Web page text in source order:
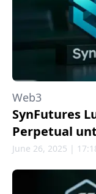
Web3
SynFutures
Perpetual
June 26, 2025 |